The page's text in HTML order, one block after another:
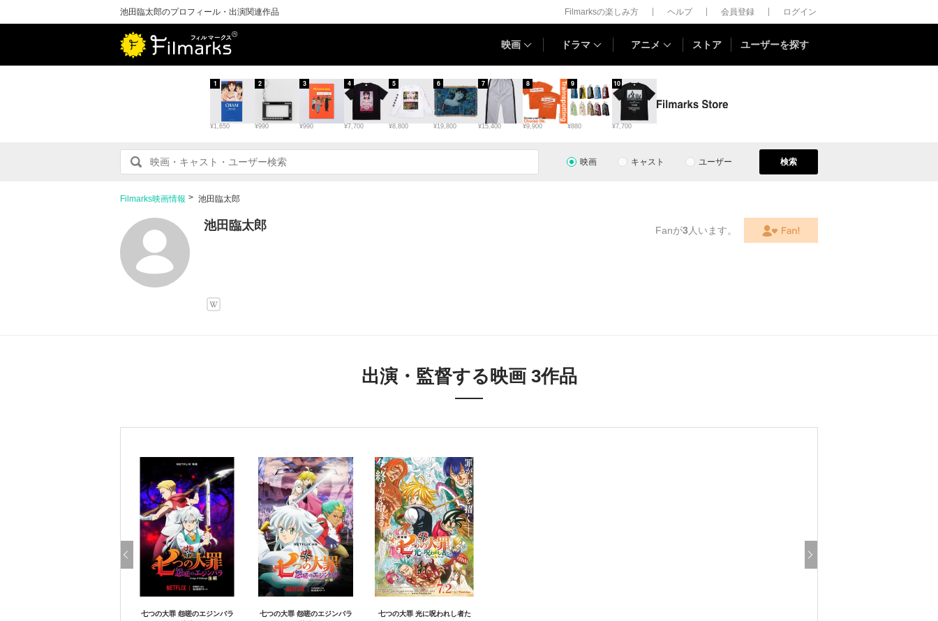
池田臨太郎のプロフィール・出演関連作品 Filmarksの楽しみ方 ヘルプ 会員登録 ログイン
映画 ドラマ アニメ ストア ユーザーを探す
¥1,650
1
¥990
2
¥990
3
¥7,700
4
¥8,800
5
¥19,800
6
¥15,400
7
¥9,900
8
¥880
9
¥7,700
10
映画 キャスト ユーザー 検索
Filmarks映画情報 池田臨太郎
池田臨太郎 Fanが3人います。
出演・監督する映画 3作品
七つの大罪 怨嗟のエジンバラ
七つの大罪 怨嗟のエジンバラ
七つの大罪 光に呪われし者た